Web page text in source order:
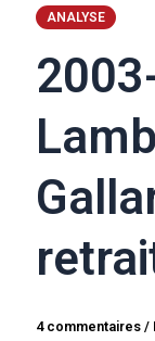
ANALYSE
4 commentaires /